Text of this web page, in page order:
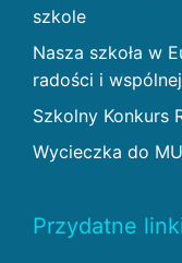
szkole
Nasza szkoła w
radości i
Szkolny Konkurs
Wycieczka do
Przydatne